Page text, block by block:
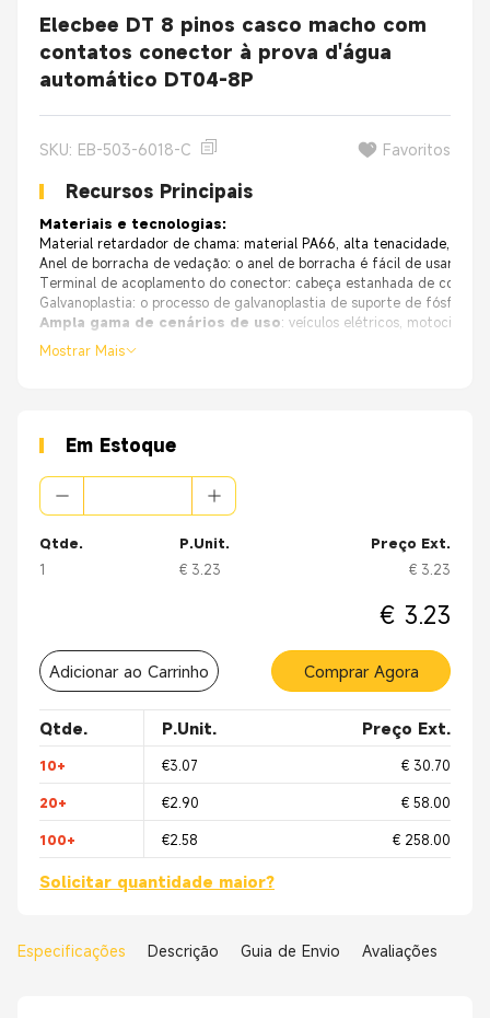
Elecbee DT 8 pinos casco macho com
contatos conector à prova d'água
automático DT04-8P
SKU: EB-503-6018-C Favoritos
Recursos Principais
Materiais e tecnologias:
Material retardador de chama: material PA66, alta tenacidade,
Anel de borracha de vedação: o anel de borracha é fácil de usar e
Terminal de acoplamento do conector: cabeça estanhada de cobre
Galvanoplastia: o processo de galvanoplastia de suporte de fósforo-
Ampla gama de cenários de uso: veículos elétricos,
Características:
Mostrar Mais
Em Estoque
Qtde.
1
P.Unit.
€ 3.23
Preço Ext.
€ 3.23
€ 3.23
Adicionar ao Carrinho Comprar Agora
Qtde. P.Unit. Preço Ext.
10+ €3.07 € 30.70
20+ €2.90 € 58.00
100+ €2.58 € 258.00
Solicitar quantidade maior?
Especificações Descrição Guia de Envio Avaliações